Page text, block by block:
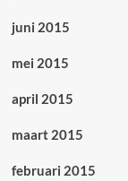
juni 2015
mei 2015
april 2015
maart 2015
februari 2015